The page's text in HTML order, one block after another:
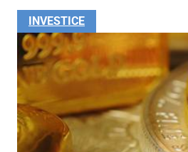
INVESTICE